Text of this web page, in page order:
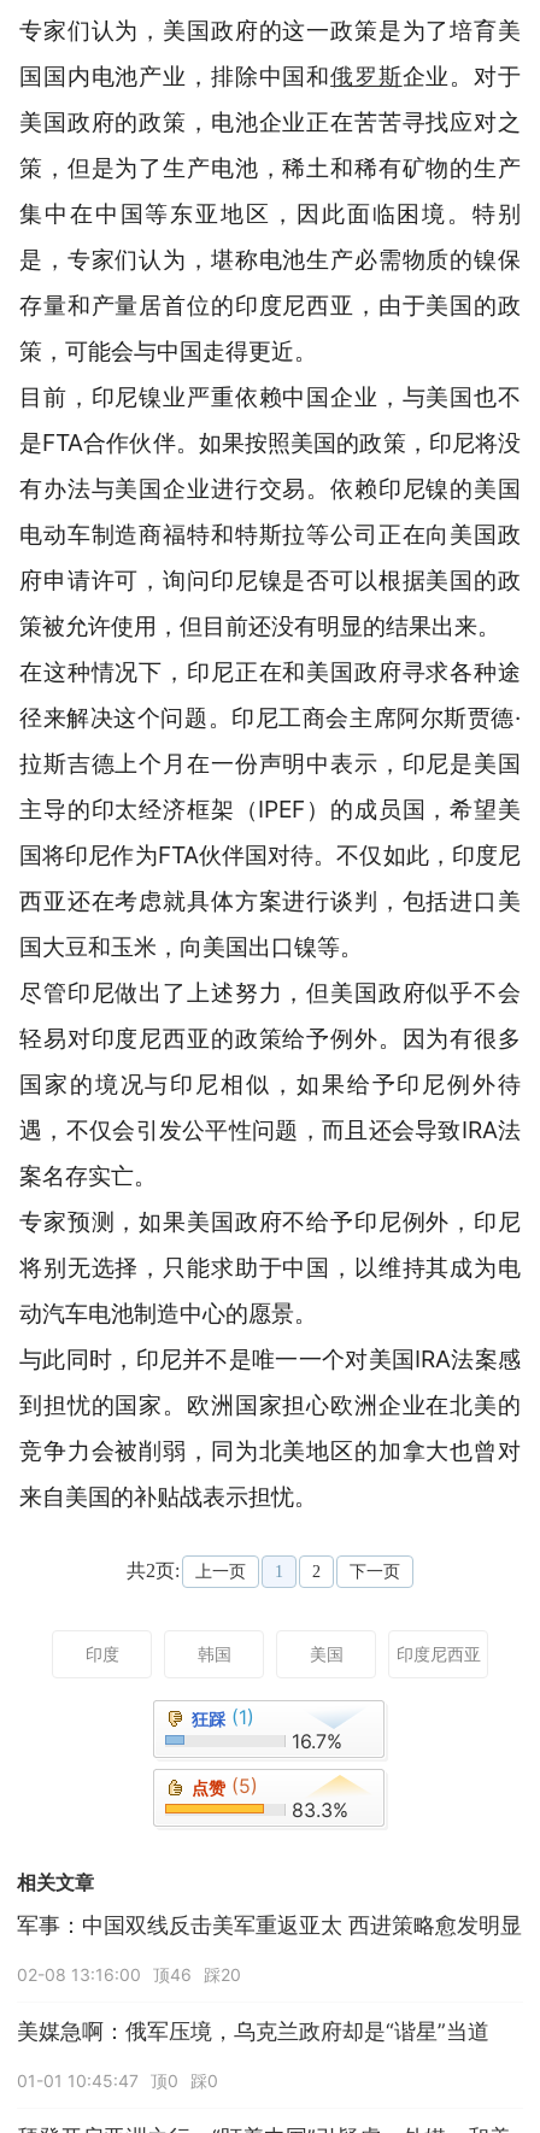
专家们认为，美国政府的这一政策是为了培育美
国国内电池产业，排除中国和俄罗斯企业。对于
美国政府的政策，电池企业正在苦苦寻找应对之
策，但是为了生产电池，稀土和稀有矿物的生产
集中在中国等东亚地区，因此面临困境。特别
是，专家们认为，堪称电池生产必需物质的镍保
存量和产量居首位的印度尼西亚，由于美国的政
策，可能会与中国走得更近。
目前，印尼镍业严重依赖中国企业，与美国也不
是FTA合作伙伴。如果按照美国的政策，印尼将没
有办法与美国企业进行交易。依赖印尼镍的美国
电动车制造商福特和特斯拉等公司正在向美国政
府申请许可，询问印尼镍是否可以根据美国的政
策被允许使用，但目前还没有明显的结果出来。
在这种情况下，印尼正在和美国政府寻求各种途
径来解决这个问题。印尼工商会主席阿尔斯贾德·
拉斯吉德上个月在一份声明中表示，印尼是美国
主导的印太经济框架（IPEF）的成员国，希望美
国将印尼作为FTA伙伴国对待。不仅如此，印度尼
西亚还在考虑就具体方案进行谈判，包括进口美
国大豆和玉米，向美国出口镍等。
尽管印尼做出了上述努力，但美国政府似乎不会
轻易对印度尼西亚的政策给予例外。因为有很多
国家的境况与印尼相似，如果给予印尼例外待
遇，不仅会引发公平性问题，而且还会导致IRA法
案名存实亡。
专家预测，如果美国政府不给予印尼例外，印尼
将别无选择，只能求助于中国，以维持其成为电
动汽车电池制造中心的愿景。
与此同时，印尼并不是唯一一个对美国IRA法案感
到担忧的国家。欧洲国家担心欧洲企业在北美的
竞争力会被削弱，同为北美地区的加拿大也曾对
来自美国的补贴战表示担忧。
共2页: 上一页 1 2 下一页
印度 韩国 美国 印度尼西亚
狂踩 (1)
16.7%
点赞 (5)
83.3%
相关文章
军事：中国双线反击美军重返亚太 西进策略愈发明显
02-08 13:16:00 顶46 踩20
美媒急啊：俄军压境，乌克兰政府却是“谐星”当道
01-01 10:45:47 顶0 踩0